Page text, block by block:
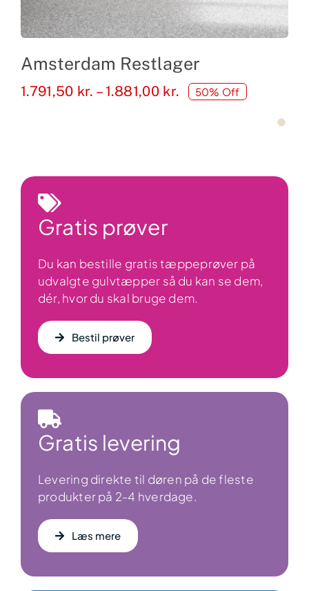
Amsterdam Restlager
1.791,50 kr. – 1.881,00 kr. Prisinterval:
50% Off
Gratis prøver
Du kan bestille gratis tæppeprøver på
udvalgte gulvtæpper så du kan se dem,
dér, hvor du skal bruge dem.
Bestil prøver
Gratis levering
Levering direkte til døren på de fleste
produkter på 2-4 hverdage.
Læs mere